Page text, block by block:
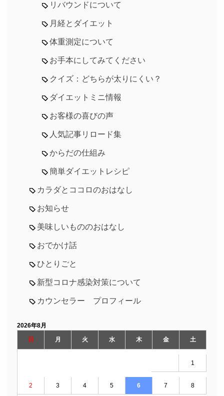
リバウンドについて
月経とダイエット
体重測定について
お手本にしてみてください
クイズ：どちらが太りにくい？
ダイエットミニ情報
お客様の喜びの声
人気記事リロード集
からだの仕組み
簡単ダイエットレシピ
カラダとココロのおはなし
お知らせ
美味しいもののおはなし
おでかけ話
ひとりごと
新型コロナ感染対策について
カウンセラー プロフィール
2026年8月
日
月 火 水 木 金 土
1
2 3 4 5 6 7 8